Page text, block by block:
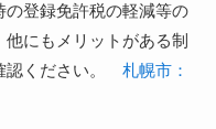
登録免許税の軽減等の
にもメリットがある制
認ください。 札幌市：